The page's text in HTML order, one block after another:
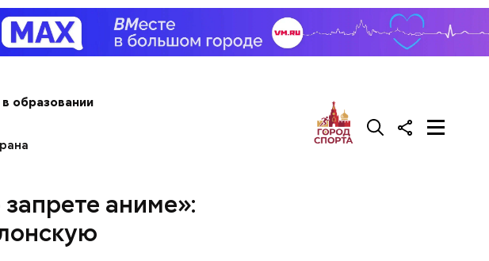
образовании
аниме»: